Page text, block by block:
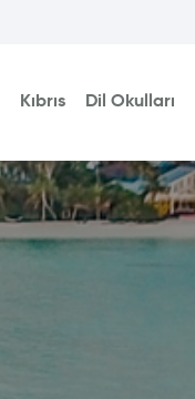
Kıbrıs Dil Okulları